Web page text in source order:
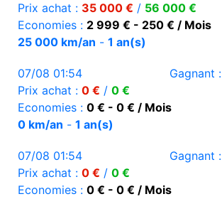
Prix achat : 35 000 € / 56 000 €
Economies : 2 999 € - 250 € / Mois
25 000 km/an - 1 an(s)
07/08 01:54 Gagnant :
Prix achat : 0 € / 0 €
Economies : 0 € - 0 € / Mois
0 km/an - 1 an(s)
07/08 01:54 Gagnant :
Prix achat : 0 € / 0 €
Economies : 0 € - 0 € / Mois